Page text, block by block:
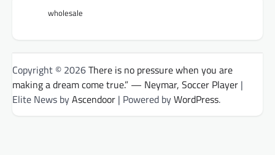
wholesale
Copyright © 2026There is no pressure when you are
making a dream come true.” — Neymar, Soccer Player |
Elite News byAscendoor | Powered byWordPress.